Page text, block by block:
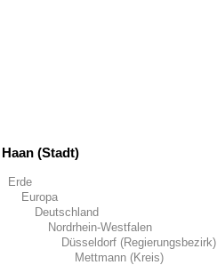
Haan (Stadt)
Erde
Europa
Deutschland
Nordrhein-Westfalen
Düsseldorf (Regierungsbezirk)
Mettmann (Kreis)